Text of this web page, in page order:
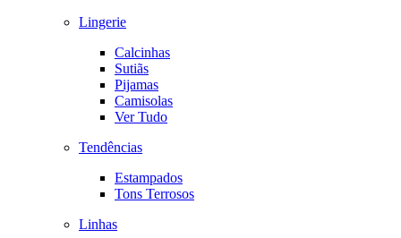
Lingerie
Calcinhas
Sutiãs
Pijamas
Camisolas
Ver Tudo
Tendências
Estampados
Tons Terrosos
Linhas